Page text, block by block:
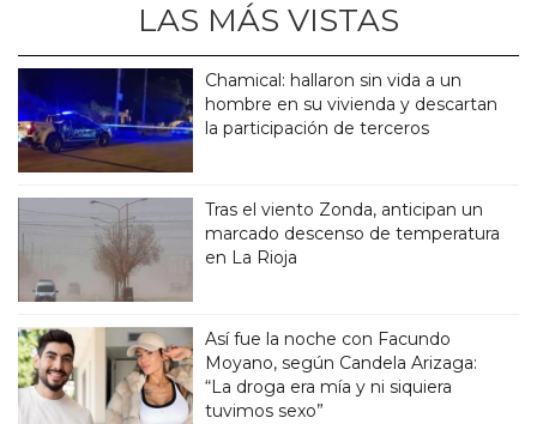
LAS MÁS VISTAS
Chamical: hallaron sin vida a un
hombre en su vivienda y descartan
la participación de terceros
Tras el viento Zonda, anticipan un
marcado descenso de temperatura
en La Rioja
Así fue la noche con Facundo
Moyano, según Candela Arizaga:
“La droga era mía y ni siquiera
tuvimos sexo”